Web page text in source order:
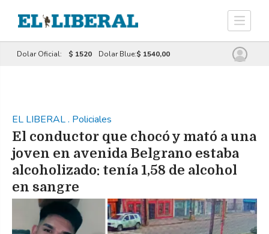
Dolar Oficial: $ 1520 Dolar Blue:$ 1540,00
EL LIBERAL. Policiales
El conductor que chocó y mató a una
joven en avenida Belgrano estaba
alcoholizado: tenía 1,58 de alcohol
en sangre